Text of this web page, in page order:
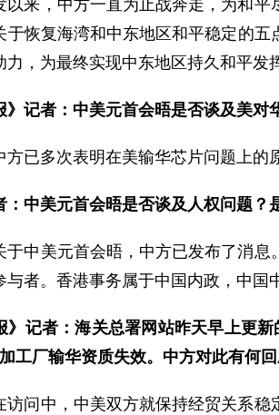
以来，中方一直为止战奔走，为和
于恢复海湾和中东地区和平稳定的
力，为最终实现中东地区持久和平发
》记者：中美元首会晤是否谈及美
方已多次表明在美输华芯片问题上的
：中美元首会晤是否谈及人权问题？
于中美元首会晤，中方已发布了消
与者。香港事务属于中国内政，中
》记者：海关总署网站昨天早上更
工厂输华资质失效。中方对此有何
访问中，中美双方就保持经贸关系